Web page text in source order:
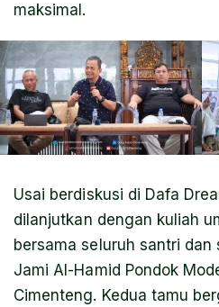
maksimal.
Usai berdiskusi di Dafa
dilanjutkan dengan kuliah
bersama seluruh santri dan
Jami Al-Hamid Pondok
Cimenteng. Kedua tamu